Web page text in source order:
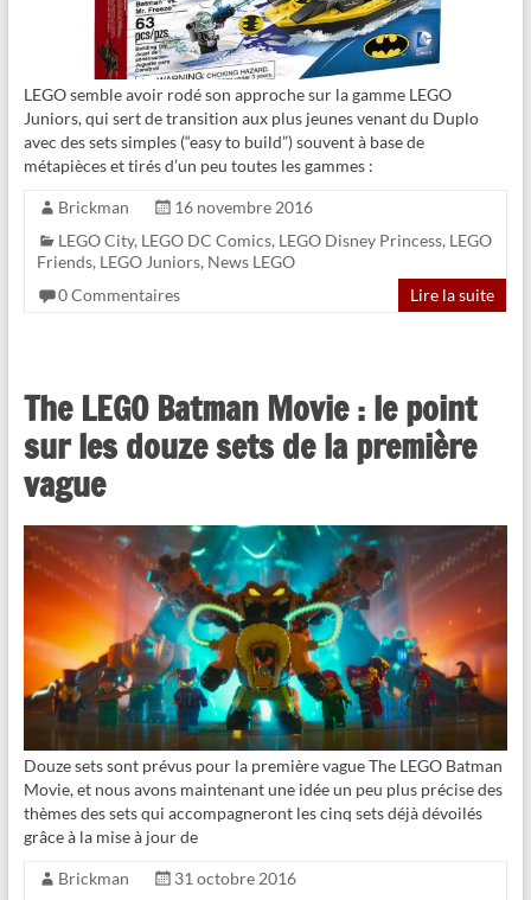
LEGO semble avoir rodé son approche sur la gamme LEGO
Juniors, qui sert de transition aux plus jeunes venant du Duplo
avec des sets simples (“easy to build”) souvent à base de
métapièces et tirés d’un peu toutes les gammes :
Brickman
16 novembre 2016
LEGO City, LEGO DC Comics, LEGO Disney Princess, LEGO
Friends, LEGO Juniors, News LEGO
0 Commentaires
Lire la suite
The LEGO Batman Movie : le point
sur les douze sets de la première
vague
Douze sets sont prévus pour la première vague The LEGO Batman
Movie, et nous avons maintenant une idée un peu plus précise des
thèmes des sets qui accompagneront les cinq sets déjà dévoilés
grâce à la mise à jour de
Brickman
31 octobre 2016